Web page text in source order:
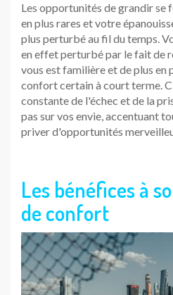
Les opportunités de grandir se
en plus rares et votre
plus perturbé au fil du temps.
en effet perturbé par le fait de
vous est familière et de plus en
confort certain à court terme.
constante de l'échec et de la
pas sur vos envie, accentuant
priver d'opportunités
Les bénéfices à
de confort